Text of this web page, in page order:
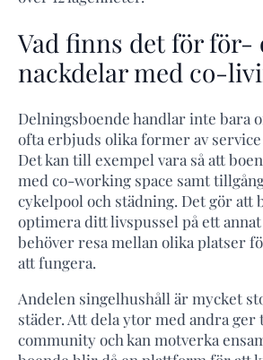
Vad finns det för för-
nackdelar med co-
Delningsboende handlar inte bara
ofta erbjuds olika former av
Det kan till exempel vara så att
med co-working space samt
cykelpool och städning. Det gör att
optimera ditt livspussel på ett
behöver resa mellan olika platser
att fungera.
Andelen singelhushåll är mycket
städer. Att dela ytor med andra
community och kan motverka